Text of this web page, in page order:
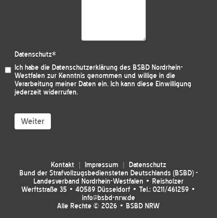
Datenschutz*
Ich habe die Datenschutzerklärung des BSBD Nordrhein-
Westfalen zur Kenntnis genommen und willige in die
Verarbeitung meiner Daten ein. Ich kann diese Einwilligung
jederzeit widerrufen.
Weiter
Kontakt Impressum
Datenschutz
Bund der Strafvollzugsbediensteten Deutschlands (BSBD) -
Landesverband Nordrhein-Westfalen • Reisholzer
Werftstraße 35 • 40589 Düsseldorf • Tel.: 0211/461259 •
info@bsbd-nrw.de
Alle Rechte © 2026 • BSBD NRW